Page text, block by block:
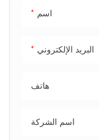
اسم
البريد الإلكتروني
هاتف
اسم الشركة